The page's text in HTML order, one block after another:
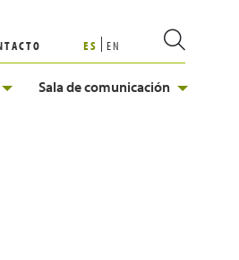
ES EN
Sala de comunicación